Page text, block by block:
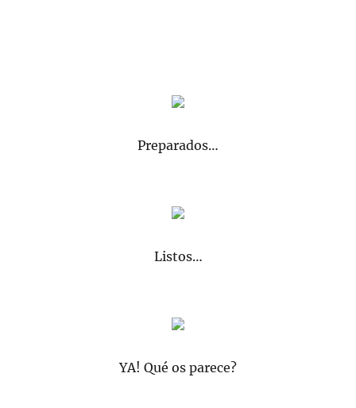
Preparados…
Listos…
YA! Qué os parece?